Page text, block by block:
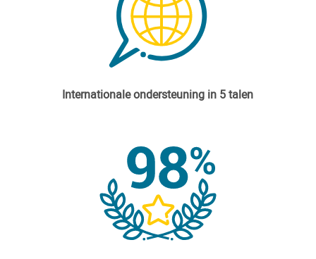
Internationale ondersteuning in 5 talen